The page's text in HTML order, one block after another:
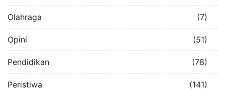
Olahraga (7)
Opini (51)
Pendidikan (78)
Peristiwa (141)